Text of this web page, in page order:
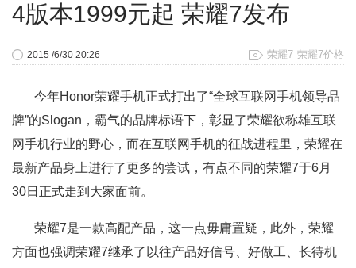
4版本1999元起 荣耀7发布
荣耀7 荣耀7价格
2015 /6/30 20:26
今年Honor荣耀手机正式打出了“全球互联网手机领导品
牌”的Slogan，霸气的品牌标语下，彰显了荣耀欲称雄互联
网手机行业的野心，而在互联网手机的征战进程里，荣耀在
最新产品身上进行了更多的尝试，有点不同的荣耀7于6月
30日正式走到大家面前。
荣耀7是一款高配产品，这一点毋庸置疑，此外，荣耀
方面也强调荣耀7继承了以往产品好信号、好做工、长待机